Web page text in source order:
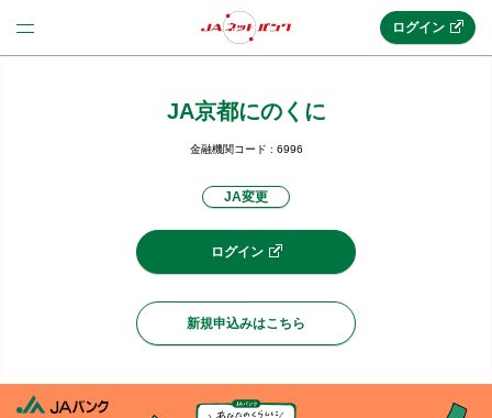
法人のお客様はこちら
新規申込み
JAネットバンクトップ
ログイン
JA京都にのくに
金融機関コード : 6996
JA変更
ログイン
新規申込みはこちら